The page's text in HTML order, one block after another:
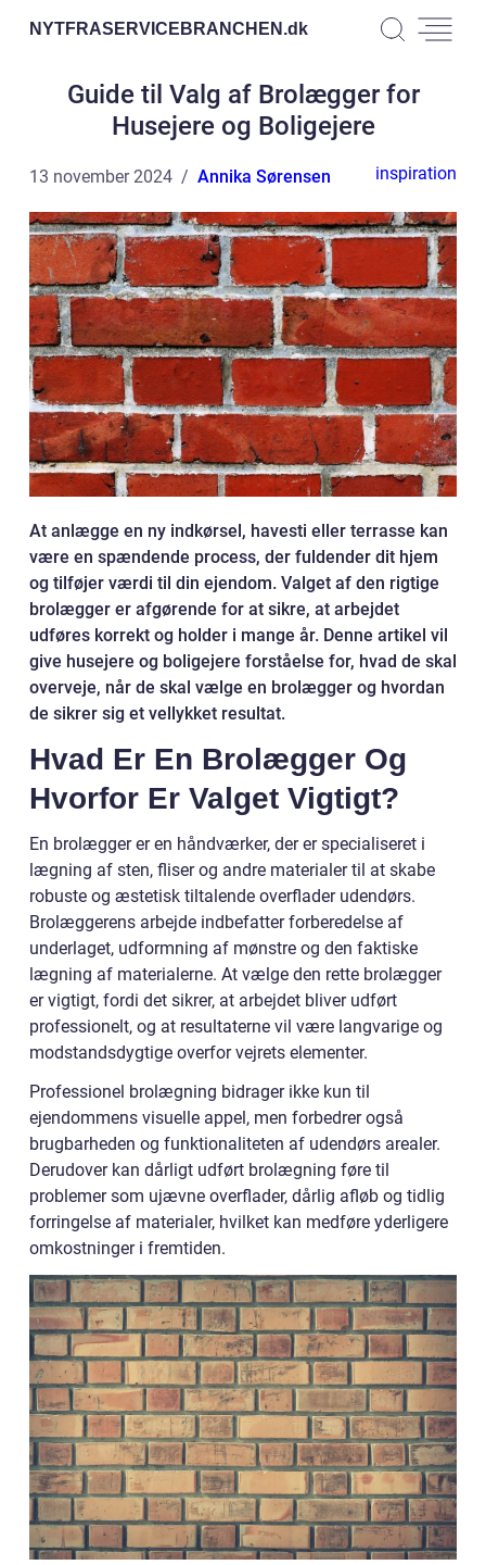
NYTFRASERVICEBRANCHEN.dk
Guide til Valg af Brolægger for
Husejere og Boligejere
13 november 2024 Annika Sørensen inspiration
At anlægge en ny indkørsel, havesti eller terrasse kan
være en spændende process, der fuldender dit hjem
og tilføjer værdi til din ejendom. Valget af den rigtige
brolægger er afgørende for at sikre, at arbejdet
udføres korrekt og holder i mange år. Denne artikel vil
give husejere og boligejere forståelse for, hvad de skal
overveje, når de skal vælge en brolægger og hvordan
de sikrer sig et vellykket resultat.
Hvad Er En Brolægger Og
Hvorfor Er Valget Vigtigt?
En brolægger er en håndværker, der er specialiseret i
lægning af sten, fliser og andre materialer til at skabe
robuste og æstetisk tiltalende overflader udendørs.
Brolæggerens arbejde indbefatter forberedelse af
underlaget, udformning af mønstre og den faktiske
lægning af materialerne. At vælge den rette brolægger
er vigtigt, fordi det sikrer, at arbejdet bliver udført
professionelt, og at resultaterne vil være langvarige og
modstandsdygtige overfor vejrets elementer.
Professionel brolægning bidrager ikke kun til
ejendommens visuelle appel, men forbedrer også
brugbarheden og funktionaliteten af udendørs arealer.
Derudover kan dårligt udført brolægning føre til
problemer som ujævne overflader, dårlig afløb og tidlig
forringelse af materialer, hvilket kan medføre yderligere
omkostninger i fremtiden.